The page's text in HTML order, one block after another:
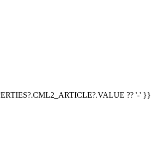
?? '-' }}